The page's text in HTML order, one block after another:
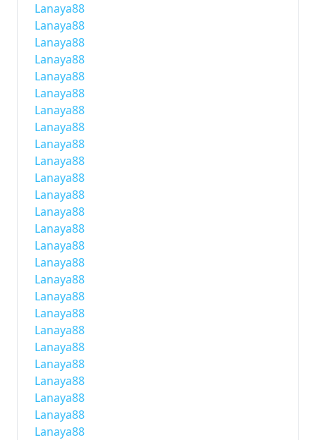
Lanaya88
Lanaya88
Lanaya88
Lanaya88
Lanaya88
Lanaya88
Lanaya88
Lanaya88
Lanaya88
Lanaya88
Lanaya88
Lanaya88
Lanaya88
Lanaya88
Lanaya88
Lanaya88
Lanaya88
Lanaya88
Lanaya88
Lanaya88
Lanaya88
Lanaya88
Lanaya88
Lanaya88
Lanaya88
Lanaya88